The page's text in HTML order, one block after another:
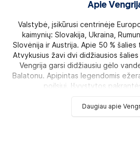
Apie
Valstybė, įsikūrusi centrinėje
kaimynių: Slovakija, Ukraina,
Slovėnija ir Austrija. Apie 50 %
Atvykusius žavi dvi didžiausios
Vengrija garsi didžiausiu gėlo
Balatonu. Apipintas legendomis
poilsiui. Išvystytos
Daugiau apie